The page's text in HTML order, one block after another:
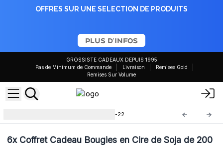
OFFRES SUR UNE SELECTION DE PRODUITS
PLUS D'INFOS
GROSSISTE CADEAUX DEPUIS 1995
Pas de Minimum de Commande
Livraison
Remises Gold
Remises Sur Volume
ACTC-22
6xCoffret Cadeau Bougies en Cire de Soja de 200